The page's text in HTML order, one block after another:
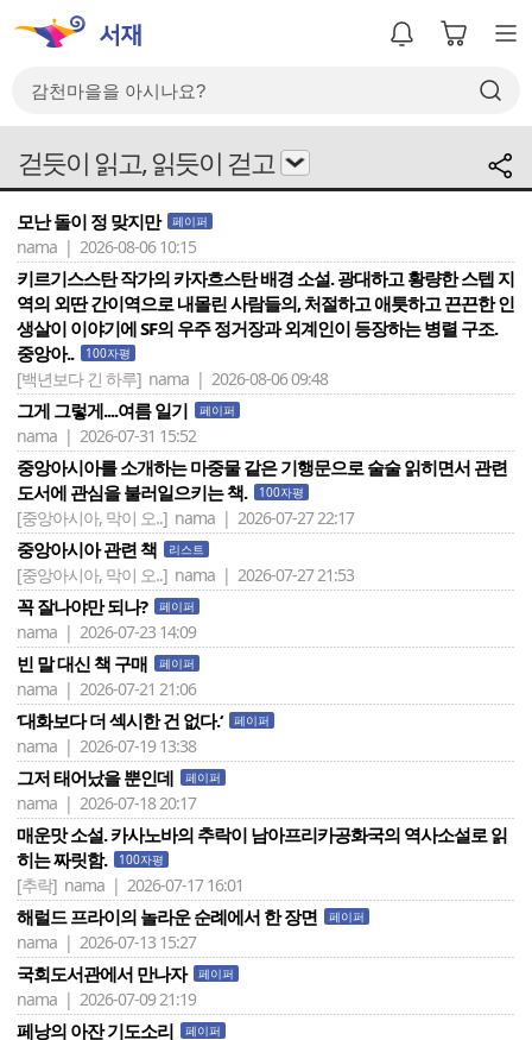
걷듯이 읽고, 읽듯이 걷고
모난 돌이 정 맞지만 페이퍼
nama | 2026-08-06 10:15
키르기스스탄 작가의 카자흐스탄 배경 소설. 광대하고 황량한 스텝 지
역의 외딴 간이역으로 내몰린 사람들의, 처절하고 애틋하고 끈끈한 인
생살이 이야기에 SF의 우주 정거장과 외계인이 등장하는 병렬 구조.
중앙아..
100자평
[백년보다 긴 하루] nama | 2026-08-06 09:48
그게 그렇게....여름 일기 페이퍼
nama | 2026-07-31 15:52
중앙아시아를 소개하는 마중물 같은 기행문으로 술술 읽히면서 관련
도서에 관심을 불러일으키는 책.
100자평
[중앙아시아, 막이 오..] nama | 2026-07-27 22:17
중앙아시아 관련 책 리스트
[중앙아시아, 막이 오..] nama | 2026-07-27 21:53
꼭 잘나야만 되나? 페이퍼
nama | 2026-07-23 14:09
빈 말 대신 책 구매 페이퍼
nama | 2026-07-21 21:06
‘대화보다 더 섹시한 건 없다.‘ 페이퍼
nama | 2026-07-19 13:38
그저 태어났을 뿐인데 페이퍼
nama | 2026-07-18 20:17
매운맛 소설. 카사노바의 추락이 남아프리카공화국의 역사소설로 읽
히는 짜릿함.
100자평
[추락] nama | 2026-07-17 16:01
해럴드 프라이의 놀라운 순례에서 한 장면 페이퍼
nama | 2026-07-13 15:27
국회도서관에서 만나자 페이퍼
nama | 2026-07-09 21:19
페낭의 아잔 기도소리 페이퍼